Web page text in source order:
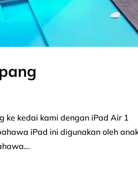
ke kedai kami dengan iPad Air 1
iPad ini digunakan oleh